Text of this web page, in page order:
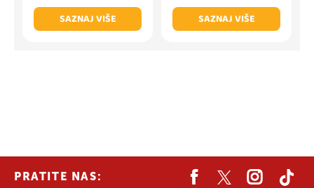
SAZNAJ VIŠE
SAZNAJ VIŠE
PRATITE NAS: